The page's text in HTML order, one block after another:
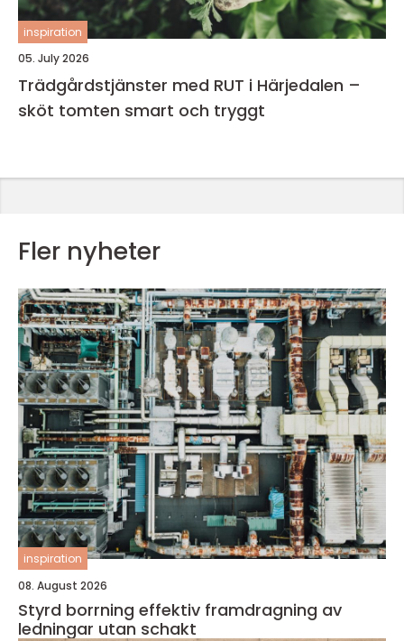
inspiration
05. July 2026
Trädgårdstjänster med RUT i Härjedalen –
sköt tomten smart och tryggt
Fler nyheter
inspiration
08. August 2026
Styrd borrning effektiv framdragning av
ledningar utan schakt